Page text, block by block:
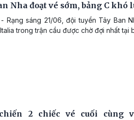
Nha đoạt vé sớm, bảng C khó
Rạng sáng 21/06, đội tuyển Tây Ban
trong trận cầu được chờ đợi nhất tại
chiến 2 chiếc vé cuối cùng